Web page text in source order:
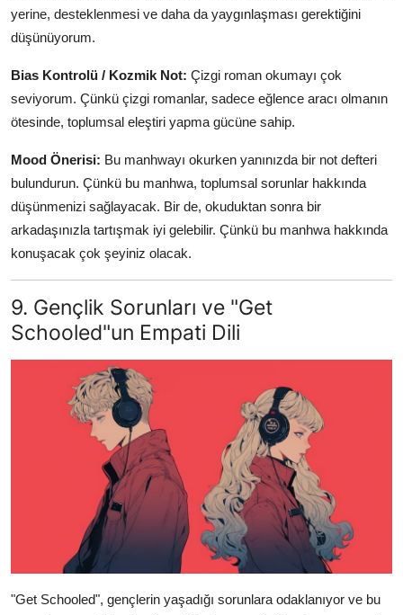
yerine, desteklenmesi ve daha da yaygınlaşması gerektiğini
düşünüyorum.
Bias Kontrolü / Kozmik Not: Çizgi roman okumayı çok
seviyorum. Çünkü çizgi romanlar, sadece eğlence aracı olmanın
ötesinde, toplumsal eleştiri yapma gücüne sahip.
Mood Önerisi: Bu manhwayı okurken yanınızda bir not defteri
bulundurun. Çünkü bu manhwa, toplumsal sorunlar hakkında
düşünmenizi sağlayacak. Bir de, okuduktan sonra bir
arkadaşınızla tartışmak iyi gelebilir. Çünkü bu manhwa hakkında
konuşacak çok şeyiniz olacak.
9. Gençlik Sorunları ve "Get
Schooled"un Empati Dili
"Get Schooled", gençlerin yaşadığı sorunlara odaklanıyor ve bu